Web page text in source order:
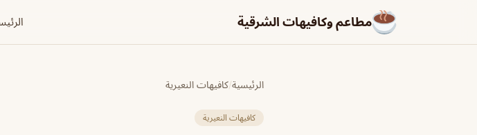
مطاعم وكافيهات الشرقية
الرئيسية/كافيهات النعيرية
كافيهات النعيرية